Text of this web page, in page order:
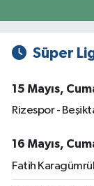
Süper
15 Mayıs,
Rizespor -
16 Mayıs,
Fatih